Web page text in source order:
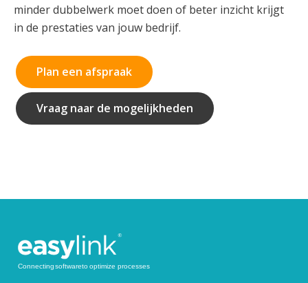
minder dubbelwerk moet doen of beter inzicht krijgt
in de prestaties van jouw bedrijf.
Plan een afspraak
Vraag naar de mogelijkheden